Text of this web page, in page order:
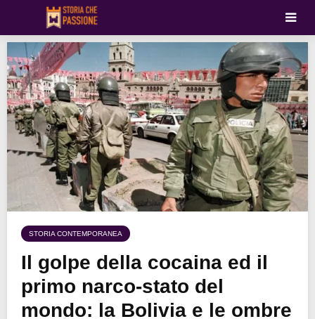
STORIA CONTEMPORANEA
Il golpe della cocaina ed il
primo narco-stato del
mondo: la Bolivia e le ombre